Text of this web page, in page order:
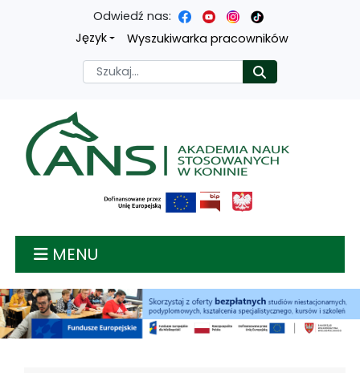
Przejdź
treści
głównej
Przejdź
menu
nawigacyjnego
Przejdź
wyszukiwarki
Przejdź
mapy
strony
Odwiedź nas:
Język
Wyszukiwarka pracowników
Szukaj
Akademia nauk
MENU